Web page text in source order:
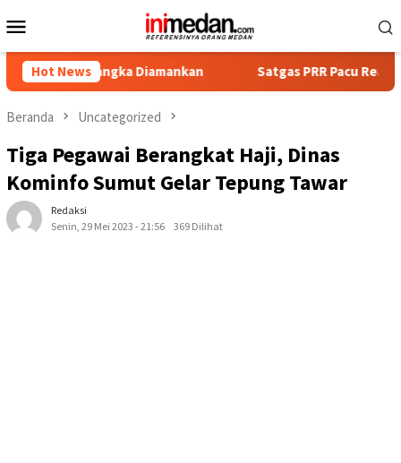
ke
Mobile
Hot News
Diamankan Satgas PRR Pacu Realisasi
Beranda Uncategorized
Tiga Pegawai Berangkat Haji, Dinas
Kominfo Sumut Gelar Tepung Tawar
Redaksi
Senin, 29 Mei 2023 - 21:56
369 Dilihat